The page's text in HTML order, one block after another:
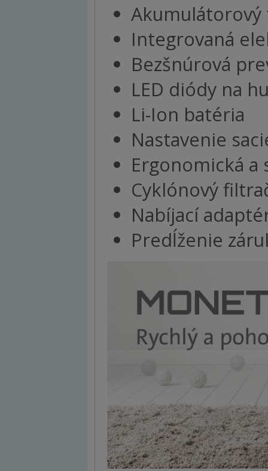
Akumulátorový
Integrovaná
Bezšnúrová
LED diódy na
Li-Ion batéria
Nastavenie
Ergonomická
Cyklónový
Nabíjací
Predĺženie